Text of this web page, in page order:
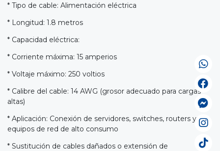
* Tipo de cable: Alimentación eléctrica
* Longitud: 1.8 metros
* Capacidad eléctrica:
* Corriente máxima: 15 amperios
* Voltaje máximo: 250 voltios
* Calibre del cable: 14 AWG (grosor adecuado para cargas
altas)
* Aplicación: Conexión de servidores, switches, routers y
equipos de red de alto consumo
* Sustitución de cables dañados o extensión de